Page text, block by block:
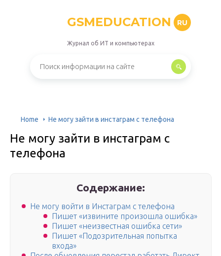
GSMEDUCATION RU
Журнал об ИТ и компьютерах
Home Не могу зайти в инстаграм с телефона
Не могу зайти в инстаграм с
телефона
Содержание:
Не могу войти в Инстаграм с телефона
Пишет «извините произошла ошибка»
Пишет «неизвестная ошибка сети»
Пишет «Подозрительная попытка
входа»